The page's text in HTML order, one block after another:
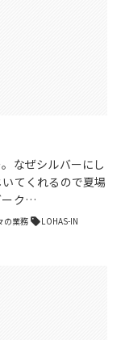
なぜシルバーにし
てくれるので夏場
ーク…
の業務 sellLOHAS-IN